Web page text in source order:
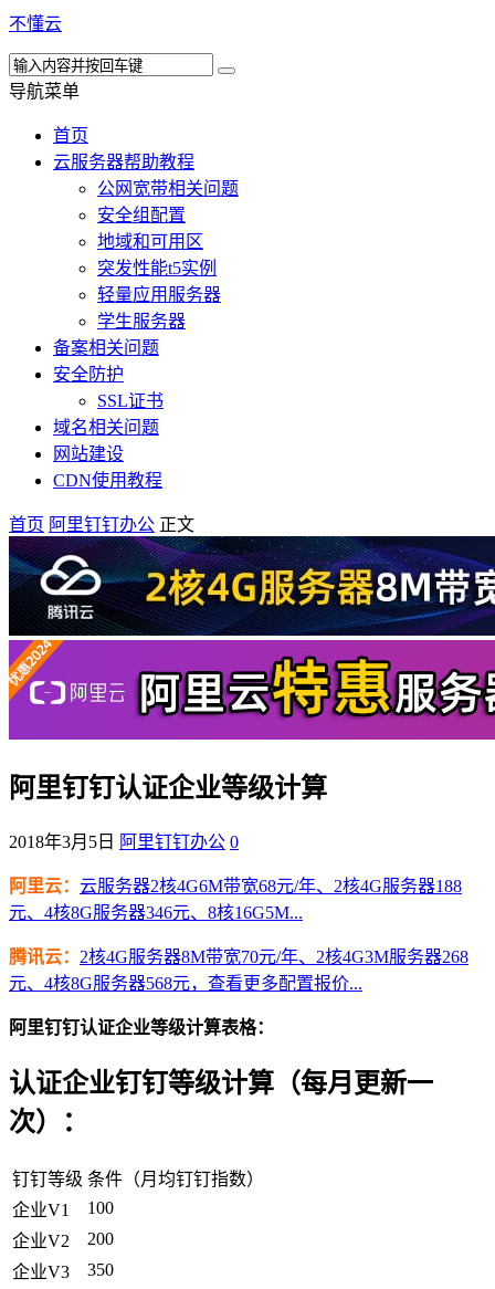
不懂云
导航菜单
首页
云服务器帮助教程
公网宽带相关问题
安全组配置
地域和可用区
突发性能t5实例
轻量应用服务器
学生服务器
备案相关问题
安全防护
SSL证书
域名相关问题
网站建设
CDN使用教程
首页 阿里钉钉办公 正文
阿里钉钉认证企业等级计算
2018年3月5日 阿里钉钉办公 0
阿里云： 云服务器2核4G6M带宽68元/年、2核4G服务器188
元、4核8G服务器346元、8核16G5M...
腾讯云： 2核4G服务器8M带宽70元/年、2核4G3M服务器268
元、4核8G服务器568元，查看更多配置报价...
阿里钉钉认证企业等级计算表格：
认证企业钉钉等级计算（每月更新一
次）：
钉钉等级 条件（月均钉钉指数）
企业V1
100
企业V2
200
企业V3
350